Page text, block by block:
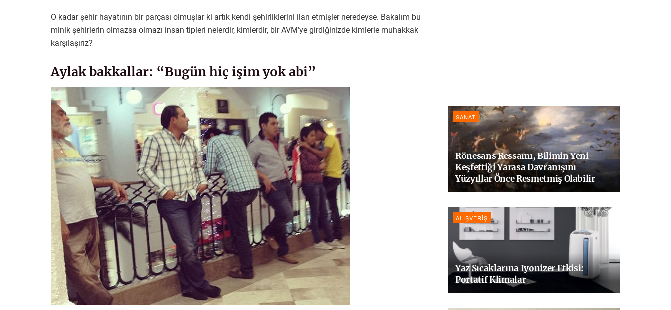
O kadar şehir hayatının bir parçası olmuşlar ki artık kendi şehirliklerini ilan etmişler neredeyse. Bakalım bu
minik şehirlerin olmazsa olmazı insan tipleri nelerdir, kimlerdir, bir AVM’ye girdiğinizde kimlerle muhakkak
karşılaşırız?
Aylak bakkallar: “Bugün hiç işim yok abi”
SANAT
Rönesans Ressamı, Bilimin Yeni
Keşfettiği Yarasa Davranışını
Yüzyıllar Önce Resmetmiş Olabilir
ALIŞVERIŞ
Yaz Sıcaklarına Iyonizer Etkisi:
Portatif Klimalar